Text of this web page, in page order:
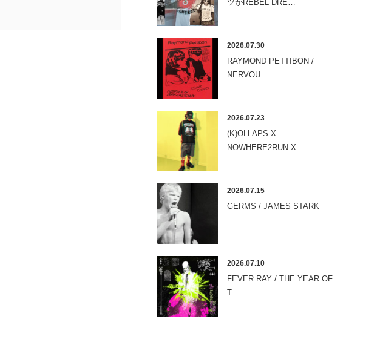
ツがREBEL DRE…
2026.07.30
RAYMOND PETTIBON /
NERVOU…
2026.07.23
(K)OLLAPS X
NOWHERE2RUN X…
2026.07.15
GERMS / JAMES STARK
2026.07.10
FEVER RAY / THE YEAR OF
T…